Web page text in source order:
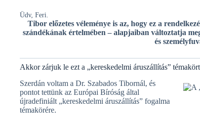
Üdv, Feri.
Tibor előzetes véleménye is az, hogy ez a
szándékának értelmében – alapjaiban változtatja
és
Akkor zárjuk le ezt a „kereskedelmi áruszállítás”
Szerdán voltam a Dr. Szabados Tibornál, és
pontot tettünk az Európai Bíróság által
újradefiniált „kereskedelmi áruszállítás” fogalma
témakörére.